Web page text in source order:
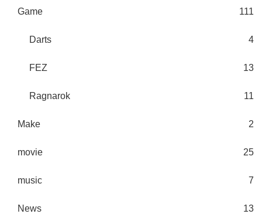
Game 111
Darts 4
FEZ 13
Ragnarok 11
Make 2
movie 25
music 7
News 13